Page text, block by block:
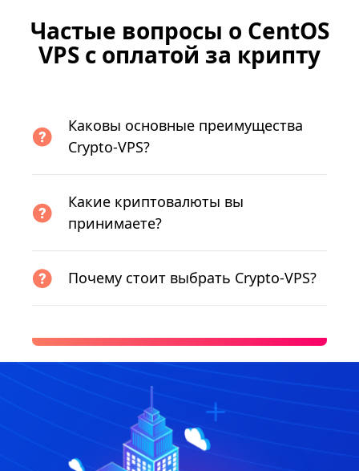
Частые вопросы о CentOS
VPS с оплатой за крипту
Каковы основные преимущества
Crypto-VPS?
Какие криптовалюты вы
принимаете?
Почему стоит выбрать Crypto-VPS?